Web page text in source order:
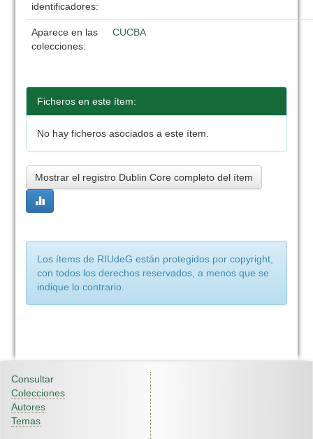
identificadores:
Aparece en las
colecciones:
CUCBA
Ficheros en este ítem:
No hay ficheros asociados a este ítem.
Mostrar el registro Dublin Core completo del ítem
Los ítems de RIUdeG están protegidos por copyright,
con todos los derechos reservados, a menos que se
indique lo contrario.
Consultar
Colecciones
Autores
Temas